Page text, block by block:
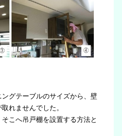
グテーブルのサイズから、壁
れませんでした。
こへ吊戸棚を設置する方法と